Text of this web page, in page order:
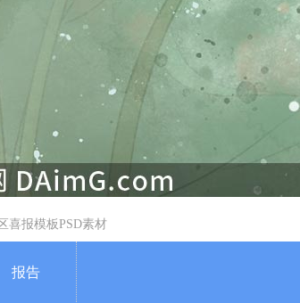
喜报模板PSD素材
报告